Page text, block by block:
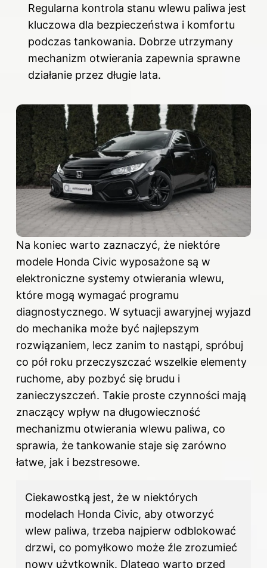
Regularna kontrola stanu wlewu paliwa jest
kluczowa dla bezpieczeństwa i komfortu
podczas tankowania. Dobrze utrzymany
mechanizm otwierania zapewnia sprawne
działanie przez długie lata.
Na koniec warto zaznaczyć, że niektóre
modele Honda Civic wyposażone są w
elektroniczne systemy otwierania wlewu,
które mogą wymagać programu
diagnostycznego. W sytuacji awaryjnej wyjazd
do mechanika może być najlepszym
rozwiązaniem, lecz zanim to nastąpi, spróbuj
co pół roku przeczyszczać wszelkie elementy
ruchome, aby pozbyć się brudu i
zanieczyszczeń. Takie proste czynności mają
znaczący wpływ na długowieczność
mechanizmu otwierania wlewu paliwa, co
sprawia, że tankowanie staje się zarówno
łatwe, jak i bezstresowe.
Ciekawostką jest, że w niektórych
modelach Honda Civic, aby otworzyć
wlew paliwa, trzeba najpierw odblokować
drzwi, co pomyłkowo może źle zrozumieć
nowy użytkownik. Dlatego warto przed